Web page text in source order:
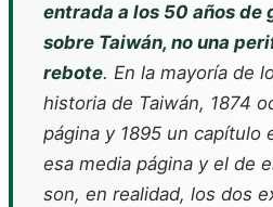
entrada a los 50 años de
sobre Taiwán, no una
rebote. En la mayoría de
historia de Taiwán, 1874
página y 1895 un capítulo
esa media página y el de
son, en realidad, los dos